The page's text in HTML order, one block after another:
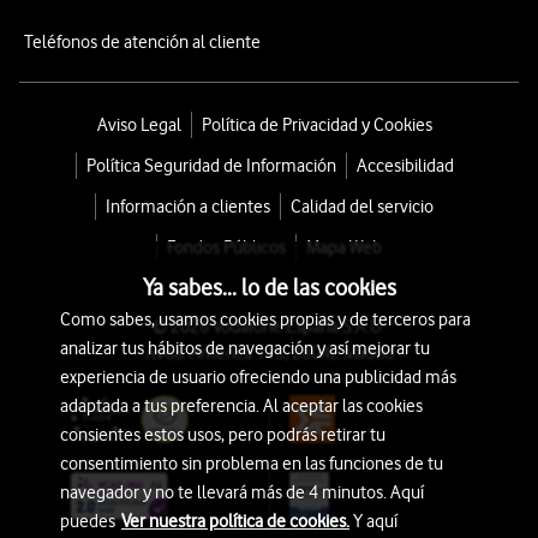
Teléfonos de atención al cliente
Aviso Legal
Política de Privacidad y Cookies
Política Seguridad de Información
Accesibilidad
Información a clientes
Calidad del servicio
Fondos Públicos
Mapa Web
© 2026 Vodafone España S.A.U.
Avda. América 115, 28042 Madrid
Ya sabes... lo de las cookies
Como sabes, usamos cookies propias y de terceros para
analizar tus hábitos de navegación y así mejorar tu
experiencia de usuario ofreciendo una publicidad más
adaptada a tus preferencia. Al aceptar las cookies
consientes estos usos, pero podrás retirar tu
consentimiento sin problema en las funciones de tu
navegador y no te llevará más de 4 minutos. Aquí
puedesVer nuestra política de cookies.Y aquí